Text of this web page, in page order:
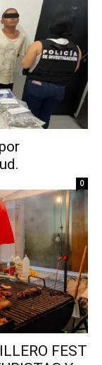
0
FEST